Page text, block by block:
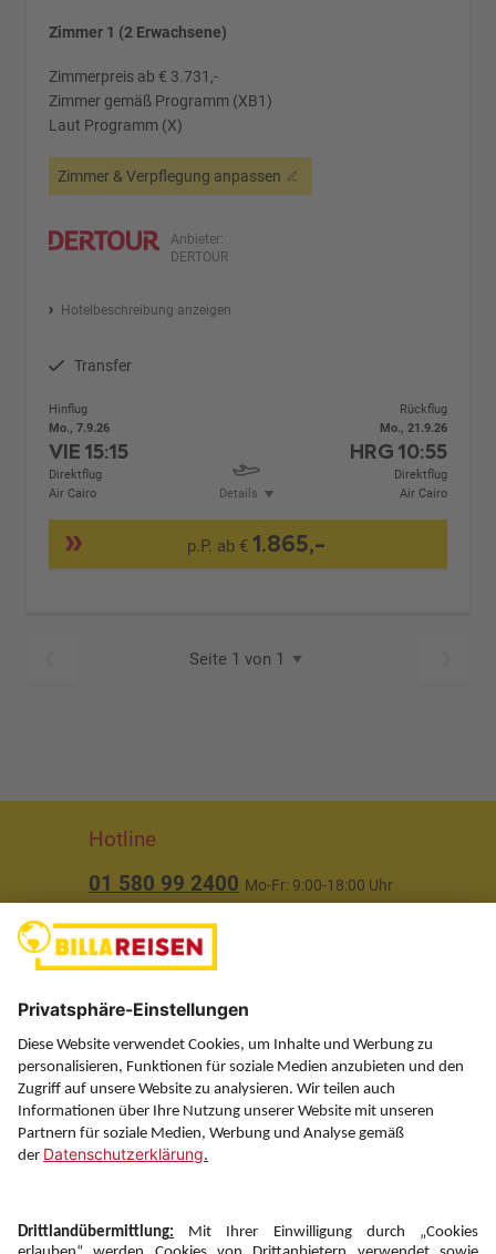
Zimmer 1 (2 Erwachsene)
Zimmerpreis ab € 3.731,-
Zimmer gemäß Programm (XB1)
Laut Programm (X)
Zimmer & Verpflegung anpassen
Anbieter:
DERTOUR
Hotelbeschreibung anzeigen
Transfer
Hinflug
Mo., 7.9.26
VIE15:15
Direktflug
Air Cairo
Details
Rückflug
Mo., 21.9.26
HRG 10:55
Direktflug
Air Cairo
p.P. ab € 1.865,-
Seite 1 von 1
Hotline
01 580 99 2400 Mo-Fr: 9:00-18:00 Uhr
Über uns
Service
Information
Folgen Sie uns auf
Newsletter: